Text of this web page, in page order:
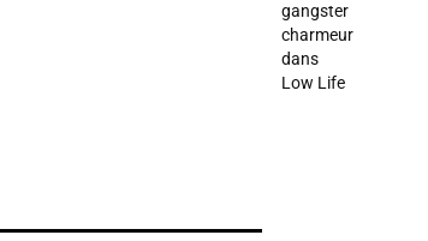
gangster
charmeur
dans
Low Life